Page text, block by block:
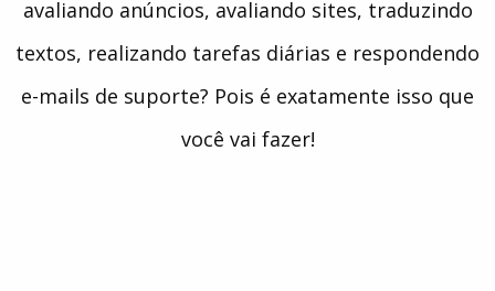
avaliando anúncios, avaliando sites, traduzindo
textos, realizando tarefas diárias e respondendo
e-mails de suporte? Pois é exatamente isso que
você vai fazer!